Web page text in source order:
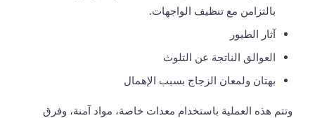
بالتزامن مع تنظيف الواجهات.
آثار الطيور
العوالق الناتجة عن التلوث
بهتان ولمعان الزجاج بسبب الإهمال
وتتم هذه العملية باستخدام معدات خاصة، مواد آمنة، وفرق